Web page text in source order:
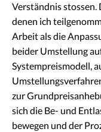
Verständnis stossen.
denen ich
Arbeit als die
beider Umstellung
Systempreismodell,
zur
sich die Be- und
bewegen und der